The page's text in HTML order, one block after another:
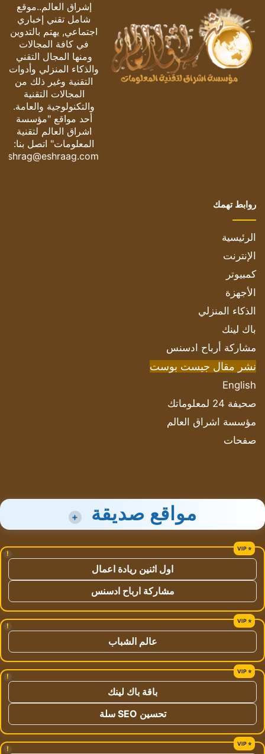
إشراق العالم..موقع
شامل تقني إخباري
اجتماعي, يهتم بالتدوين
في كافة المجالات
ومنها المجال التقني
والذكاء المنزلي وأدوات
التقنية وغير ذلك من
المجالات التقنية
والتكنولوجية والعامة.
أحد مواقع "مؤسسة
اشراق العالم لتقنية
المعلومات" اتصل بنا:
eshrag@eshraag.com
روابط تهمك
الرئيسية
الإنترنت
كمبيوتر
الأجهزة
الذكاء المنزلي
باك لينك
مشاركة أرباح ادسنس
نشر مقال جيست بوست
English
صحيفة 24 لمعلوماتك
مؤسسة اشراق العالم
صفحات
مواقع صديقة +
!
اول اثنين ريادة اعمال
مشاركة ارباح ادسنس
!
عالم الشباب
!
باقة باك لينك
تحسين SEO سلة
!